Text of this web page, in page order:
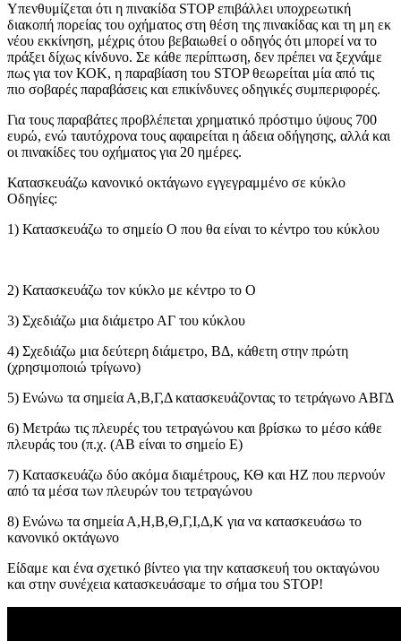
Υπενθυμίζεται ότι η πινακίδα STOP επιβάλλει υποχρεωτική
διακοπή πορείας του οχήματος στη θέση της πινακίδας και τη μη εκ
νέου εκκίνηση, μέχρις ότου βεβαιωθεί ο οδηγός ότι μπορεί να το
πράξει δίχως κίνδυνο. Σε κάθε περίπτωση, δεν πρέπει να ξεχνάμε
πως για τον ΚΟΚ, η παραβίαση του STOP θεωρείται μία από τις
πιο σοβαρές παραβάσεις και επικίνδυνες οδηγικές συμπεριφορές.
Για τους παραβάτες προβλέπεται χρηματικό πρόστιμο ύψους 700
ευρώ, ενώ ταυτόχρονα τους αφαιρείται η άδεια οδήγησης, αλλά και
οι πινακίδες του οχήματος για 20 ημέρες.
Κατασκευάζω κανονικό οκτάγωνο εγγεγραμμένο σε κύκλο
Οδηγίες:
1) Κατασκευάζω το σημείο Ο που θα είναι το κέντρο του κύκλου
2) Κατασκευάζω τον κύκλο με κέντρο το Ο
3) Σχεδιάζω μια διάμετρο ΑΓ του κύκλου
4) Σχεδιάζω μια δεύτερη διάμετρο, ΒΔ, κάθετη στην πρώτη
(χρησιμοποιώ τρίγωνο)
5) Ενώνω τα σημεία Α,Β,Γ,Δ κατασκευάζοντας το τετράγωνο ΑΒΓΔ
6) Μετράω τις πλευρές του τετραγώνου και βρίσκω το μέσο κάθε
πλευράς του (π.χ. (ΑΒ είναι το σημείο Ε)
7) Κατασκευάζω δύο ακόμα διαμέτρους, ΚΘ και ΗΖ που περνούν
από τα μέσα των πλευρών του τετραγώνου
8) Ενώνω τα σημεία Α,Η,Β,Θ,Γ,Ι,Δ,Κ για να κατασκευάσω το
κανονικό οκτάγωνο
Είδαμε και ένα σχετικό βίντεο για την κατασκευή του οκταγώνου
και στην συνέχεια κατασκευάσαμε το σήμα του STOP!